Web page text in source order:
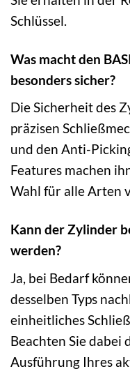
Schlüssel.
Was macht den
besonders sicher?
Die Sicherheit des
präzisen
und den Anti-
Features machen
Wahl für alle Arten
Kann der Zylinder
werden?
Ja, bei Bedarf
desselben Typs
einheitliches
Beachten Sie dabei
Ausführung Ihres